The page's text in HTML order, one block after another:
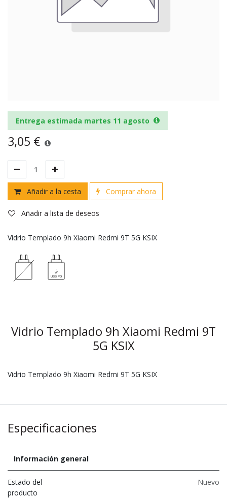
Entrega estimada martes 11 agosto
3,05 €
Añadir a la cesta Comprar ahora
Añadir a lista de deseos
Vidrio Templado 9h Xiaomi Redmi 9T 5G KSIX
Vidrio Templado 9h Xiaomi Redmi 9T
5G KSIX
Vidrio Templado 9h Xiaomi Redmi 9T 5G KSIX
Especificaciones
Información general
Estado del
producto
Nuevo